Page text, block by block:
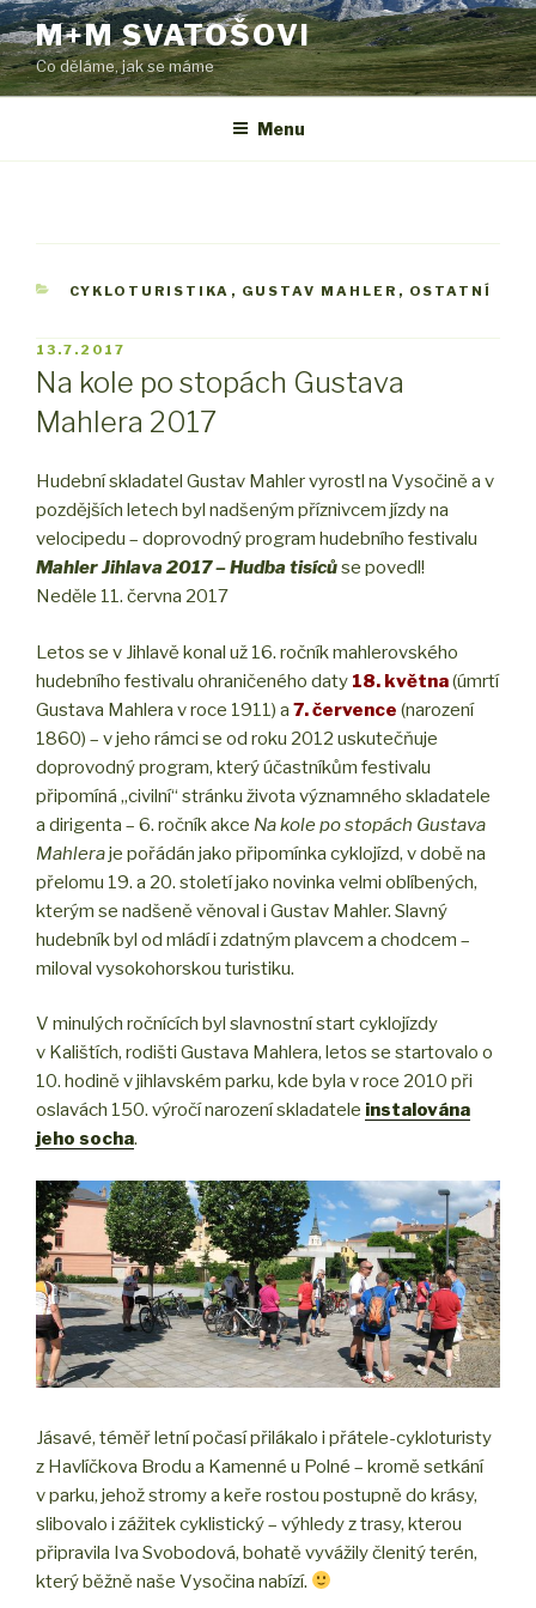
Přejít
k
obsahu
webu
M+M SVATOŠOVI
Co děláme, jak se máme
Menu
RUBRIKY
CYKLOTURISTIKA , GUSTAV MAHLER , OSTATNÍ
PUBLIKOVÁNO
13.7.2017
Na kole po stopách Gustava
Mahlera 2017
Hudební skladatel Gustav Mahler vyrostl na Vysočině a v
pozdějších letech byl nadšeným příznivcem jízdy na
velocipedu – doprovodný program hudebního festivalu
Mahler Jihlava 2017 – Hudba tisícůse povedl!
Neděle 11. června 2017
Letos se v Jihlavě konal už 16. ročník mahlerovského
hudebního festivalu ohraničeného daty 18. května(úmrtí
Gustava Mahlera v roce 1911) a 7. července (narození
1860) – v jeho rámci se od roku 2012 uskutečňuje
doprovodný program, který účastníkům festivalu
připomíná „civilní“ stránku života významného skladatele
a dirigenta – 6. ročník akce Na kole po stopách Gustava
Mahleraje pořádán jako připomínka cyklojízd, v době na
přelomu 19. a 20. století jako novinka velmi oblíbených,
kterým se nadšeně věnoval i Gustav Mahler. Slavný
hudebník byl od mládí i zdatným plavcem a chodcem –
miloval vysokohorskou turistiku.
V minulých ročnících byl slavnostní start cyklojízdy
v Kalištích, rodišti Gustava Mahlera, letos se startovalo o
10. hodině v jihlavském parku, kde byla v roce 2010 při
oslavách 150. výročí narození skladatele instalována
jeho socha.
Jásavé, téměř letní počasí přilákalo i přátele-cykloturisty
z Havlíčkova Brodu a Kamenné u Polné – kromě setkání
v parku, jehož stromy a keře rostou postupně do krásy,
slibovalo i zážitek cyklistický – výhledy z trasy, kterou
připravila Iva Svobodová, bohatě vyvážily členitý terén,
který běžně naše Vysočina nabízí.